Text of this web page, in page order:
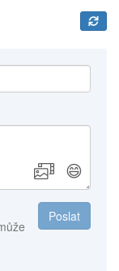
😄
Poslat